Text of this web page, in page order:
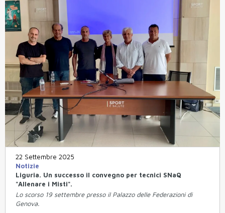
22 Settembre 2025
Notizie
Liguria. Un successo il convegno per tecnici SNaQ
"Allenare i Misti".
Lo scorso 19 settembre presso il Palazzo delle Federazioni di
Genova.